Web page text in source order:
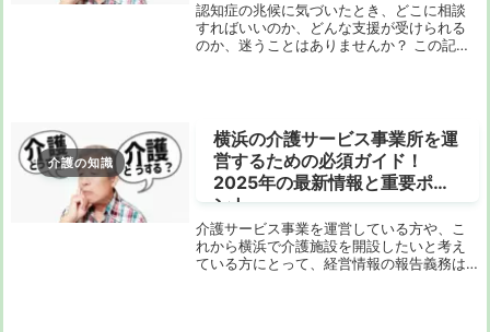
認知症の兆候に気づいたとき、どこに相談
すればいいのか、どんな支援が受けられる
のか、迷うことはありませんか？ この記事
介護の知識
横浜の介護サービス事業所を運
営するための必須ガイド！
2025年の最新情報と重要ポイ
ント
介護サービス事業を運営している方や、こ
れから横浜で介護施設を開設したいと考え
ている方にとって、経営情報の報告義務は